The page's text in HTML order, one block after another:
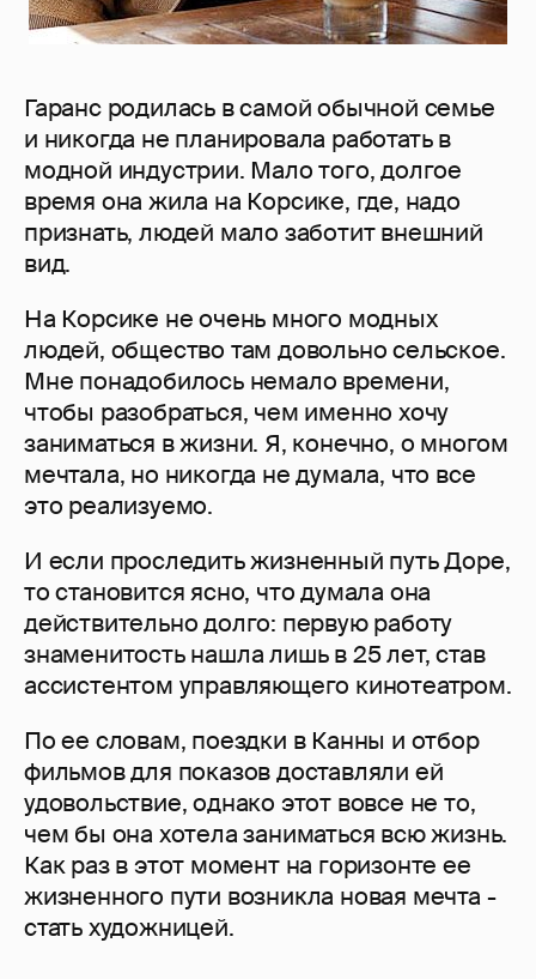
Гаранс родилась в самой обычной семье
и никогда не планировала работать в
модной индустрии. Мало того, долгое
время она жила на Корсике, где, надо
признать, людей мало заботит внешний
вид.
На Корсике не очень много модных
людей, общество там довольно сельское.
Мне понадобилось немало времени,
чтобы разобраться, чем именно хочу
заниматься в жизни. Я, конечно, о многом
мечтала, но никогда не думала, что все
это реализуемо.
И если проследить жизненный путь Доре,
то становится ясно, что думала она
действительно долго: первую работу
знаменитость нашла лишь в 25 лет, став
ассистентом управляющего кинотеатром.
По ее словам, поездки в Канны и отбор
фильмов для показов доставляли ей
удовольствие, однако этот вовсе не то,
чем бы она хотела заниматься всю жизнь.
Как раз в этот момент на горизонте ее
жизненного пути возникла новая мечта -
стать художницей.